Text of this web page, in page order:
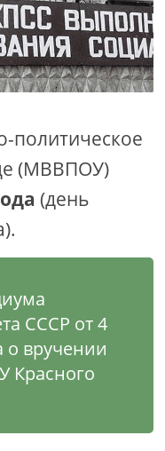
политическое
(МВВПОУ)
(день
СССР от 4
о вручении
Красного